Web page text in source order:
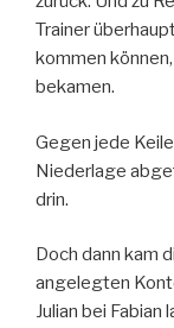
Trainer
kommen
bekamen.
Gegen jede
Niederlage
drin.
Doch dann kam
angelegten
Julian bei